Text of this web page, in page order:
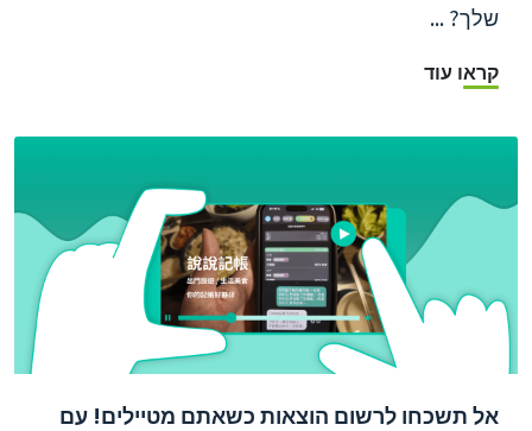
שלך? ...
קראו עוד
אל תשכחו לרשום הוצאות כשאתם מטיילים! עם